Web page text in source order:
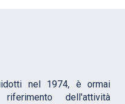
nel 1974, è ormai
dell'attività